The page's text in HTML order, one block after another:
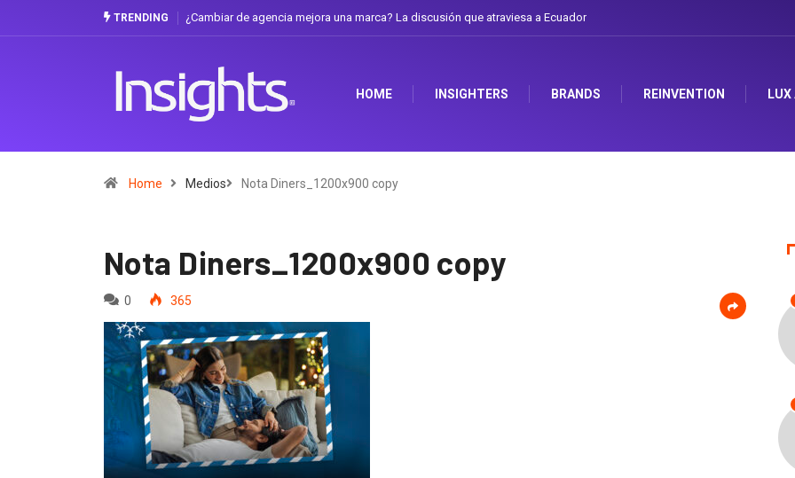
TRENDING ¿Cambiar de agencia mejora una marca? La discusión que atraviesa a EcuadorGabriela Herrera y el arte de cambiarse el
HOME INSIGHTERS BRANDS REINVENTION LUX
Home Medios Nota Diners_1200x900 copy
Nota Diners_1200x900 copy
0 365